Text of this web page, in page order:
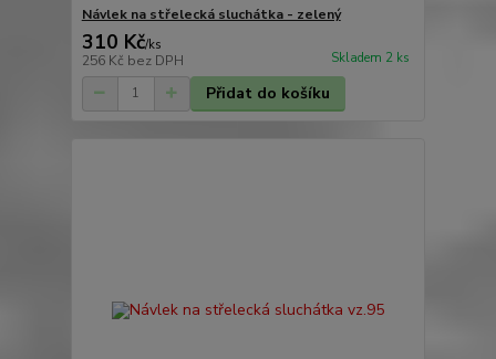
Návlek na střelecká sluchátka - zelený
310 Kč/ks
256 Kč bez DPH Skladem 2 ks
Přidat do košíku